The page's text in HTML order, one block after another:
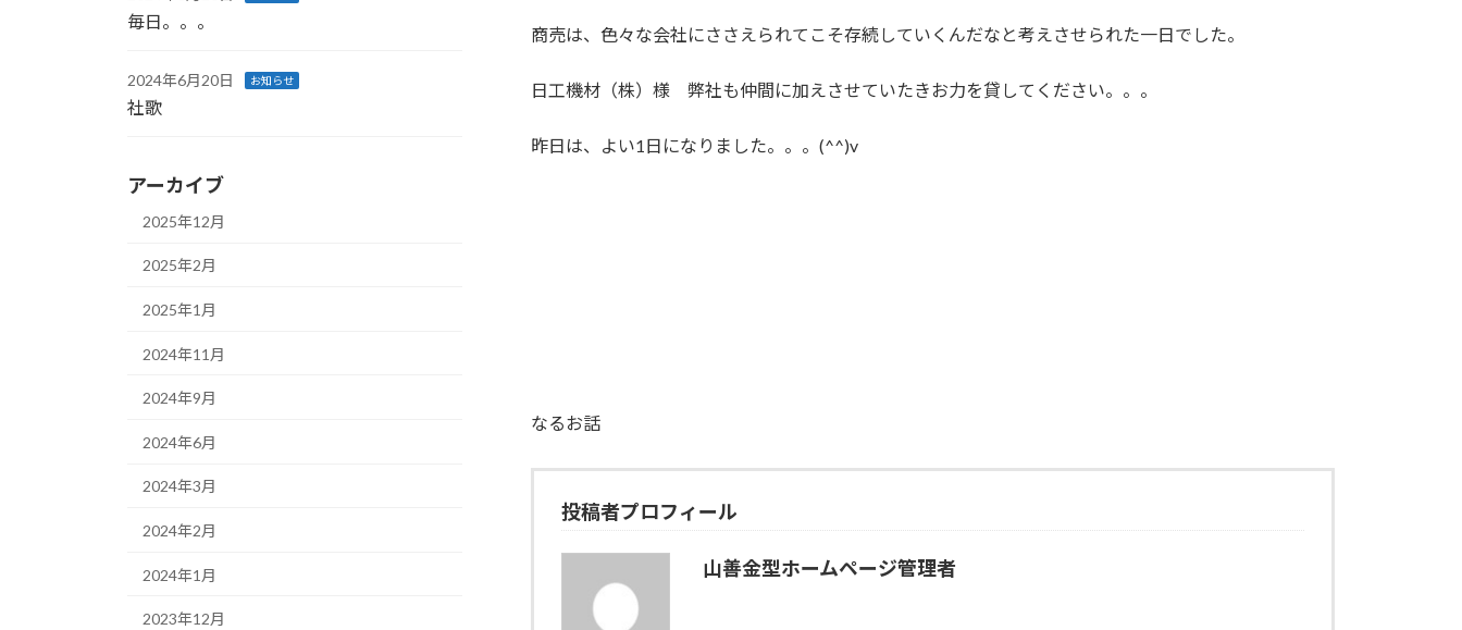
商売は、色々な会社にささえられてこそ存続していくんだなと考えさせられた一日でした。
日工機材（株）様 弊社も仲間に加えさせていたきお力を貸してください。。。
昨日は、よい1日になりました。。。(^^)v
なるお話
投稿者プロフィール
山善金型ホームページ管理者
毎日。。。
2024年6月20日 お知らせ
社歌
アーカイブ
2025年12月
2025年2月
2025年1月
2024年11月
2024年9月
2024年6月
2024年3月
2024年2月
2024年1月
2023年12月